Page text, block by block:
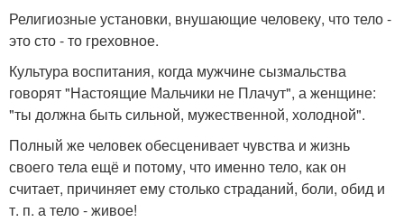
Религиозные установки, внушающие человеку, что тело -
это сто - то греховное.
Культура воспитания, когда мужчине сызмальства
говорят "Настоящие Мальчики не Плачут", а женщине:
"ты должна быть сильной, мужественной, холодной".
Полный же человек обесценивает чувства и жизнь
своего тела ещё и потому, что именно тело, как он
считает, причиняет ему столько страданий, боли, обид и
т. п. а тело - живое!